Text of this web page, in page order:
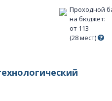
Проходной
на бюджет:
от 113
(28 мест)